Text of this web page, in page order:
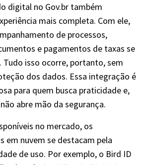
digital no Gov.br também
mais completa. Com ele,
de processos,
e pagamentos de taxas se
Tudo isso ocorre, portanto, sem
dos dados. Essa integração é
para quem busca praticidade e,
abre mão da segurança.
no mercado, os
em nuvem se destacam pela
de uso. Por exemplo, o Bird ID